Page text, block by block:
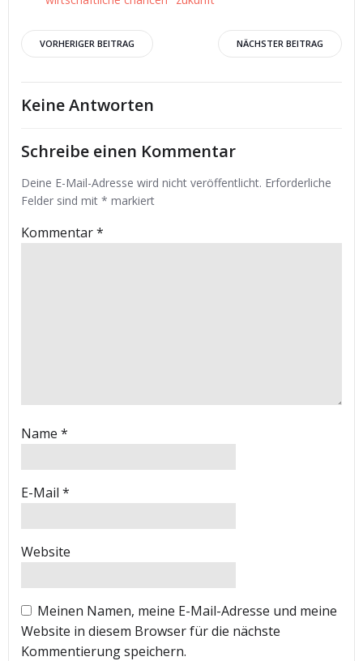
Beitrags-
Navigation
VORHERIGER BEITRAG
Beitrags-
Navigation
NÄCHSTER BEITRAG
Keine Antworten
Schreibe einen Kommentar
Deine E-Mail-Adresse wird nicht veröffentlicht. Erforderliche
Felder sind mit * markiert
Kommentar*
Name *
E-Mail *
Website
Meinen Namen, meine E-Mail-Adresse und meine
Website in diesem Browser für die nächste
Kommentierung speichern.